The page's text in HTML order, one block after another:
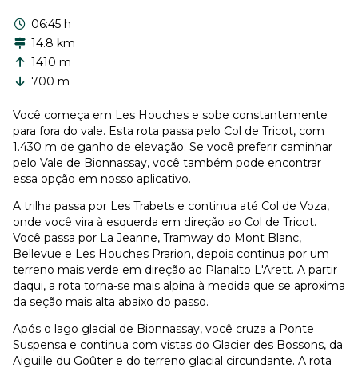
06:45 h
14.8 km
1410 m
700 m
Você começa em Les Houches e sobe constantemente
para fora do vale. Esta rota passa pelo Col de Tricot, com
1.430 m de ganho de elevação. Se você preferir caminhar
pelo Vale de Bionnassay, você também pode encontrar
essa opção em nosso aplicativo.
A trilha passa por Les Trabets e continua até Col de Voza,
onde você vira à esquerda em direção ao Col de Tricot.
Você passa por La Jeanne, Tramway do Mont Blanc,
Bellevue e Les Houches Prarion, depois continua por um
terreno mais verde em direção ao Planalto L'Arett. A partir
daqui, a rota torna-se mais alpina à medida que se aproxima
da seção mais alta abaixo do passo.
Após o lago glacial de Bionnassay, você cruza a Ponte
Suspensa e continua com vistas do Glacier des Bossons, da
Aiguille du Goûter e do terreno glacial circundante. A rota